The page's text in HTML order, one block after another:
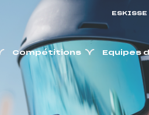
ESKISSE
Compétitions Equipes